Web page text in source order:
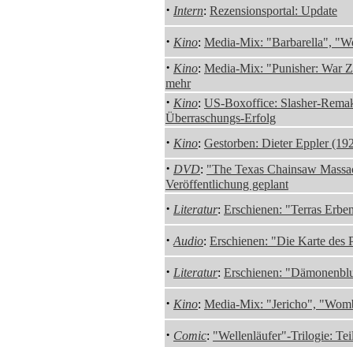
· Intern: Rezensionsportal: Update
· Kino: Media-Mix: "Barbarella",
· Kino: Media-Mix: "Punisher: War
mehr
· Kino: US-Boxoffice: Slasher-
Überraschungs-Erfolg
· Kino: Gestorben: Dieter Eppler
· DVD: "The Texas Chainsaw
Veröffentlichung geplant
· Literatur: Erschienen: "Terras
· Audio: Erschienen: "Die Karte des
· Literatur: Erschienen:
· Kino: Media-Mix: "Jericho",
· Comic: "Wellenläufer"-Trilogie: